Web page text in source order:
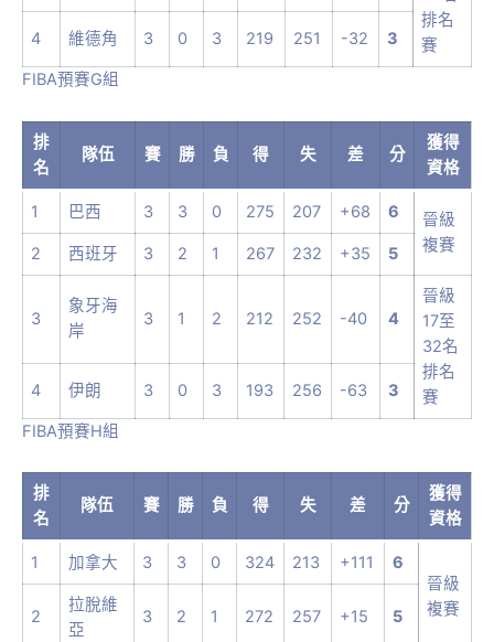
排名
賽
4 維德角 3 0 3 219 251 -32 3
FIBA預賽G組
排
名
隊伍 賽 勝 負 得 失 差 分
獲得
資格
1 巴西 3 3 0 275 207 +68 6
晉級
複賽
2 西班牙 3 2 1 267 232 +35 5
3
象牙海
岸
3 1 2 212 252 -40 4
晉級
17至
32名
排名
賽
4 伊朗 3 0 3 193 256 -63 3
FIBA預賽H組
排
名
隊伍 賽 勝 負 得 失 差 分
獲得
資格
1 加拿大 3 3 0 324 213 +111
6
晉級
複賽
2
拉脫維
亞
3 2 1 272 257 +15 5